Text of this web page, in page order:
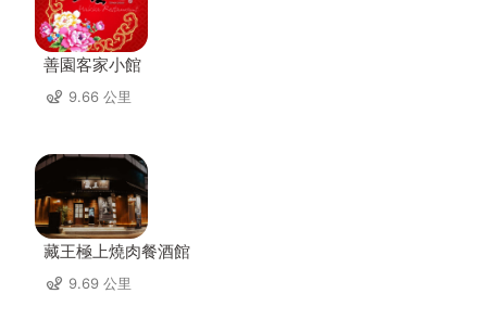
善園客家小館
9.66 公里
藏王極上燒肉餐酒館
9.69 公里